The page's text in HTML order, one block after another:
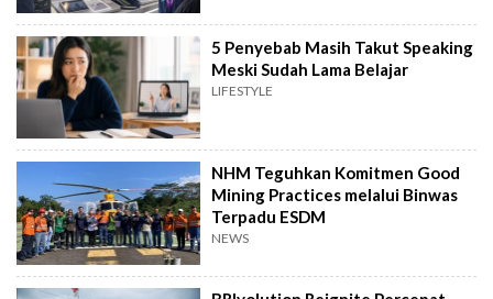
5 Penyebab Masih Takut Speaking
Meski Sudah Lama Belajar
LIFESTYLE
NHM Teguhkan Komitmen Good
Mining Practices melalui Binwas
Terpadu ESDM
NEWS